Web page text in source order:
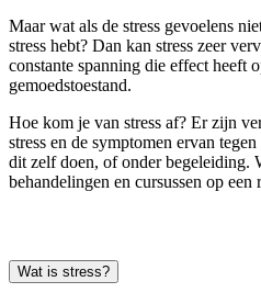
Maar wat als de stress gevoelens
stress hebt? Dan kan stress zeer
constante spanning die effect heeft
gemoedstoestand.
Hoe kom je van stress af? Er zijn
stress en de symptomen ervan
dit zelf doen, of onder begeleiding.
behandelingen en cursussen op een
Wat is stress?